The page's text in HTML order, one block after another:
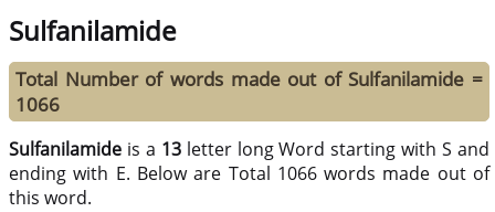
Sulfanilamide
Total Number of words made out of Sulfanilamide =
1066
Sulfanilamide is a 13letter long Word starting with S and
ending with E. Below are Total 1066 words made out of
this word.